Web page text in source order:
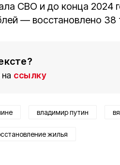
СВО и до конца 2024
— восстановлено
ссылку
владимир путин
жилья